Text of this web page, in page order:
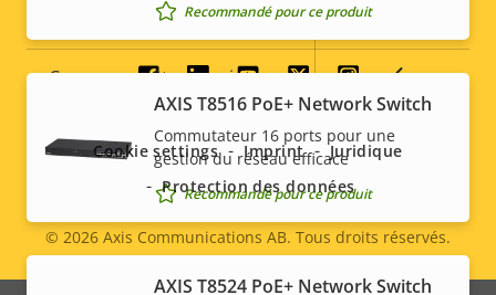
Indice de protection IP
Conçu pour être repeint Oui
Développement durable -
Recommandé pour ce produit
AXIS T8516 PoE+ Network Switch
Commutateur 16 ports pour une
gestion du réseau efficace
Recommandé pour ce produit
AXIS T8524 PoE+ Network Switch
Social
menu
Legal
© 2026 Axis Communications AB. Tous droits réservés.
Cookie settings Imprint
Juridique
Protection des données